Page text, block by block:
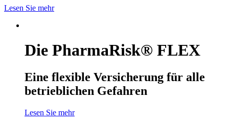
Lesen Sie mehr
Die PharmaRisk® FLEX
Eine flexible Versicherung für alle
betrieblichen Gefahren
Lesen Sie mehr